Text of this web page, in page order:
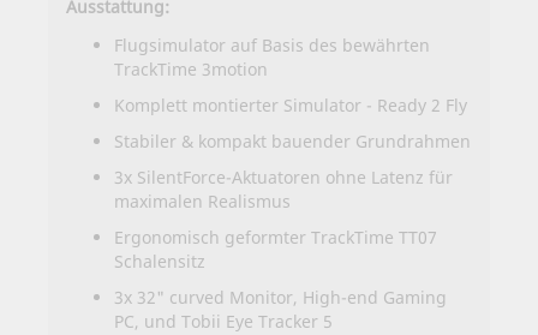
Ausstattung:
Flugsimulator auf Basis des bewährten
TrackTime 3motion
Komplett montierter Simulator - Ready 2 Fly
Stabiler & kompakt bauender Grundrahmen
3x SilentForce-Aktuatoren ohne Latenz für
maximalen Realismus
Ergonomisch geformter TrackTime TT07
Schalensitz
3x 32" curved Monitor, High-end Gaming
PC, und Tobii Eye Tracker 5